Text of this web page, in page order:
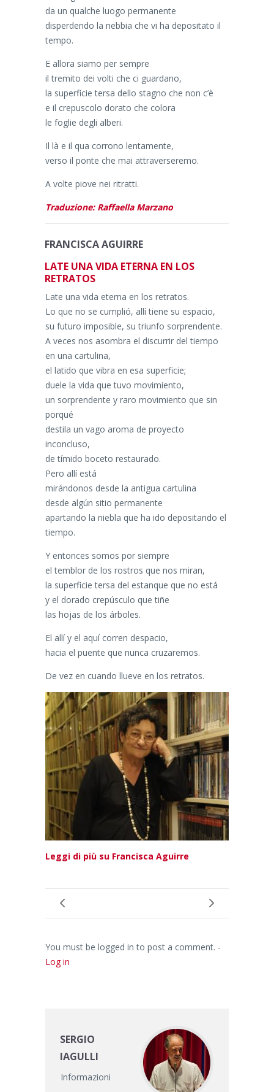
da un qualche luogo permanente
disperdendo la nebbia che vi ha depositato il
tempo.
E allora siamo per sempre
il tremito dei volti che ci guardano,
la superficie tersa dello stagno che non c’è
e il crepuscolo dorato che colora
le foglie degli alberi.
Il là e il qua corrono lentamente,
verso il ponte che mai attraverseremo.
A volte piove nei ritratti.
Traduzione: Raffaella Marzano
FRANCISCA AGUIRRE
LATE UNA VIDA ETERNA EN LOS
RETRATOS
Late una vida eterna en los retratos.
Lo que no se cumplió, allí tiene su espacio,
su futuro imposible, su triunfo sorprendente.
A veces nos asombra el discurrir del tiempo
en una cartulina,
el latido que vibra en esa superficie;
duele la vida que tuvo movimiento,
un sorprendente y raro movimiento que sin
porqué
destila un vago aroma de proyecto
inconcluso,
de tímido boceto restaurado.
Pero allí está
mirándonos desde la antigua cartulina
desde algún sitio permanente
apartando la niebla que ha ido depositando el
tiempo.
Y entonces somos por siempre
el temblor de los rostros que nos miran,
la superficie tersa del estanque que no está
y el dorado crepúsculo que tiñe
las hojas de los árboles.
El allí y el aquí corren despacio,
hacia el puente que nunca cruzaremos.
De vez en cuando llueve en los retratos.
Leggi di più su Francisca Aguirre
You must be logged in to post a comment. -
Log in
SERGIO
IAGULLI
Informazioni